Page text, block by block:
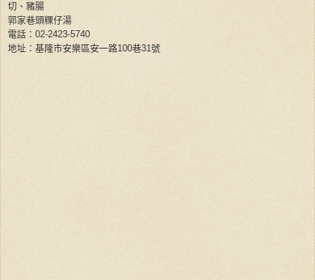
切、豬腸
郭家巷頭粿仔湯
電話： 02-2423-5740
地址：基隆市安樂區安一路100巷31 號